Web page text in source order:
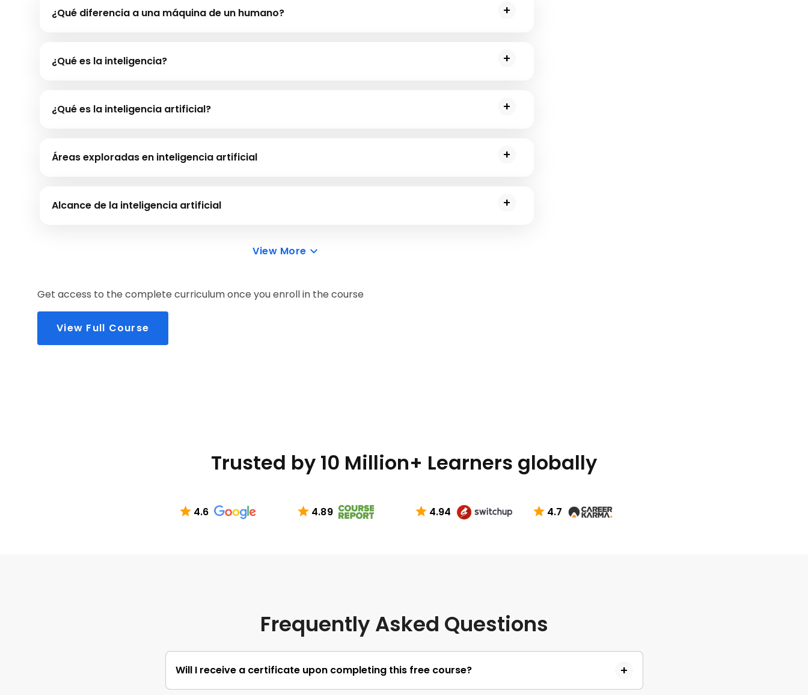
¿Qué diferencia a una máquina de un humano?
¿Qué es la inteligencia?
¿Qué es la inteligencia artificial?
en dotar a las máquinas de razonamiento y cociente emocional.
Áreas exploradas en inteligencia artificial
Alcance de la inteligencia artificial
View More
Get access to the complete curriculum once you enroll in the course
View Full Course
Trusted by 10 Million+ Learners globally
4.6 4.89 4.94 4.7
Frequently Asked Questions
Will I receive a certificate upon completing this free course?